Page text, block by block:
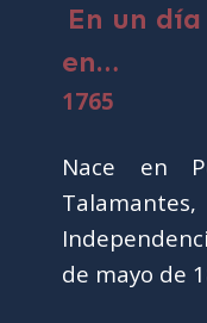
En un
en…
1765
Nace en
de mayo de